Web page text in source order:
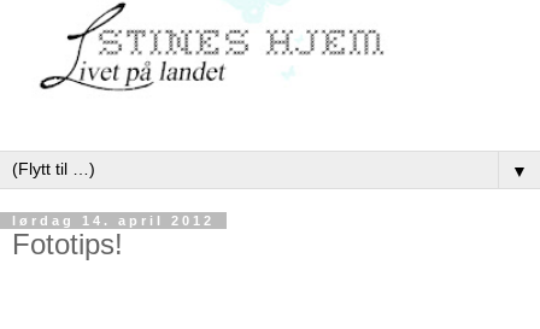
▼
lørdag 14. april 2012
Fototips!